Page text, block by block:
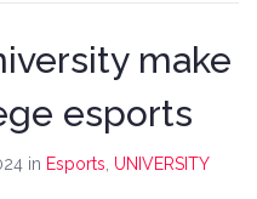
make
esports
in Esports, UNIVERSITY